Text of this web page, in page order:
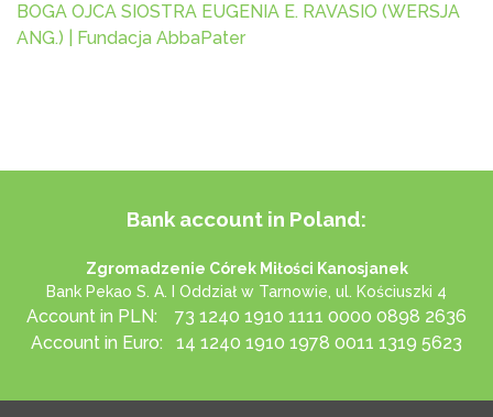
BOGA OJCA SIOSTRA EUGENIA E. RAVASIO (WERSJA
ANG.) | Fundacja AbbaPater
Bank account in Poland:
Zgromadzenie Córek Miłości Kanosjanek
Bank Pekao S. A. I Oddział w Tarnowie, ul. Kościuszki 4
Account in PLN: 73 1240 1910 1111 0000 0898 2636
Account in Euro: 14 1240 1910 1978 0011 1319 5623